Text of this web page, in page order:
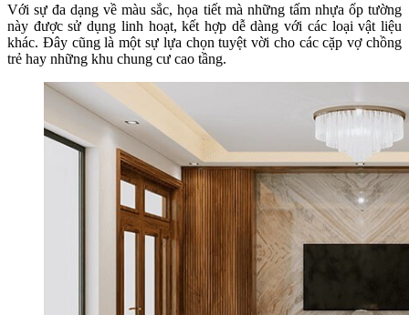
Với sự đa dạng về màu sắc, họa tiết mà những tấm nhựa ốp tường
này được sử dụng linh hoạt, kết hợp dễ dàng với các loại vật liệu
khác. Đây cũng là một sự lựa chọn tuyệt vời cho các cặp vợ chồng
trẻ hay những khu chung cư cao tầng.